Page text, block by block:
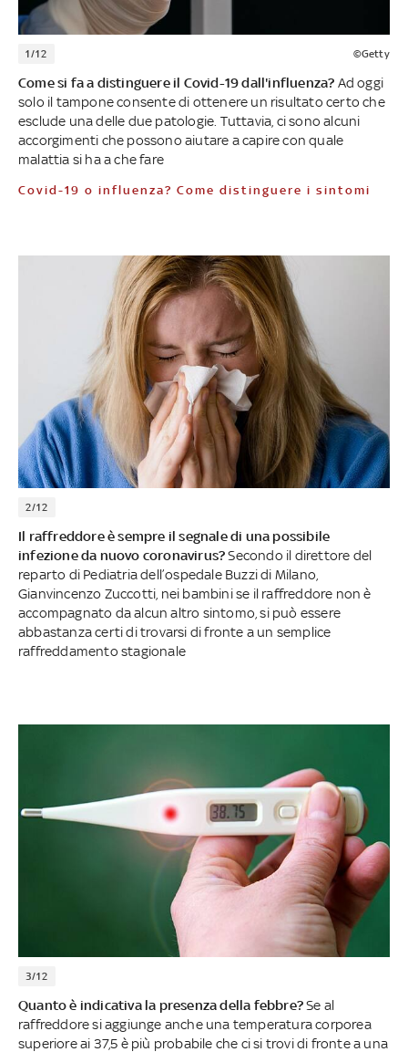
1/12 ©Getty
Come si fa a distinguere il Covid-19 dall'influenza? Ad oggi
solo il tampone consente di ottenere un risultato certo che
esclude una delle due patologie. Tuttavia, ci sono alcuni
accorgimenti che possono aiutare a capire con quale
malattia si ha a che fare
Covid-19 o influenza? Come distinguere i sintomi
2/12
Il raffreddore è sempre il segnale di una possibile
infezione da nuovo coronavirus?Secondo il direttore del
reparto di Pediatria dell’ospedale Buzzi di Milano,
Gianvincenzo Zuccotti, nei bambini se il raffreddore non è
accompagnato da alcun altro sintomo, si può essere
abbastanza certi di trovarsi di fronte a un semplice
raffreddamento stagionale
3/12
Quanto è indicativa la presenza della febbre?Se al
raffreddore si aggiunge anche una temperatura corporea
superiore ai 37,5 è più probabile che ci si trovi di fronte a una